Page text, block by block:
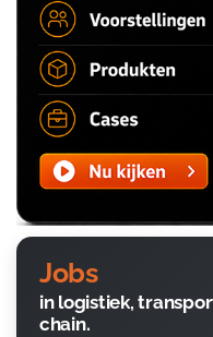
Jobs
in logistiek,
chain.